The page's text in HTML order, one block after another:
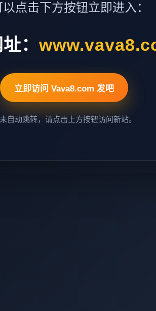
点击下方按钮立即进入：
：
立即访问 Vava8.com 发吧
自动跳转，请点击上方按钮访问新站。